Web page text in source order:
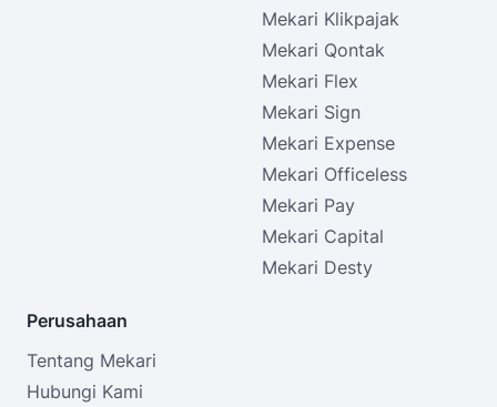
Mekari Klikpajak
Mekari Qontak
Mekari Flex
Mekari Sign
Mekari Expense
Mekari Officeless
Mekari Pay
Mekari Capital
Mekari Desty
Perusahaan
Tentang Mekari
Hubungi Kami